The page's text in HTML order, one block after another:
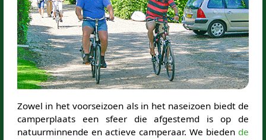
Zowel in het voorseizoen als in het naseizoen biedt de
camperplaats een sfeer die afgestemd is op de
natuurminnende en actieve camperaar. We bieden de